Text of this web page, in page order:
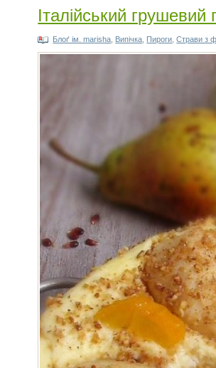
Італійський
Блоґ ім. marisha Випічка Пироги ,Страви з